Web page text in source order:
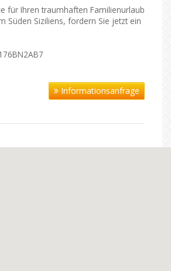
für Ihren traumhaften Familienurlaub
Süden Siziliens, fordern Sie jetzt ein
Informationsanfrage